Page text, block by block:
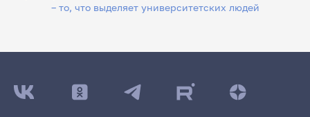
– то, что выделяет университетских людей